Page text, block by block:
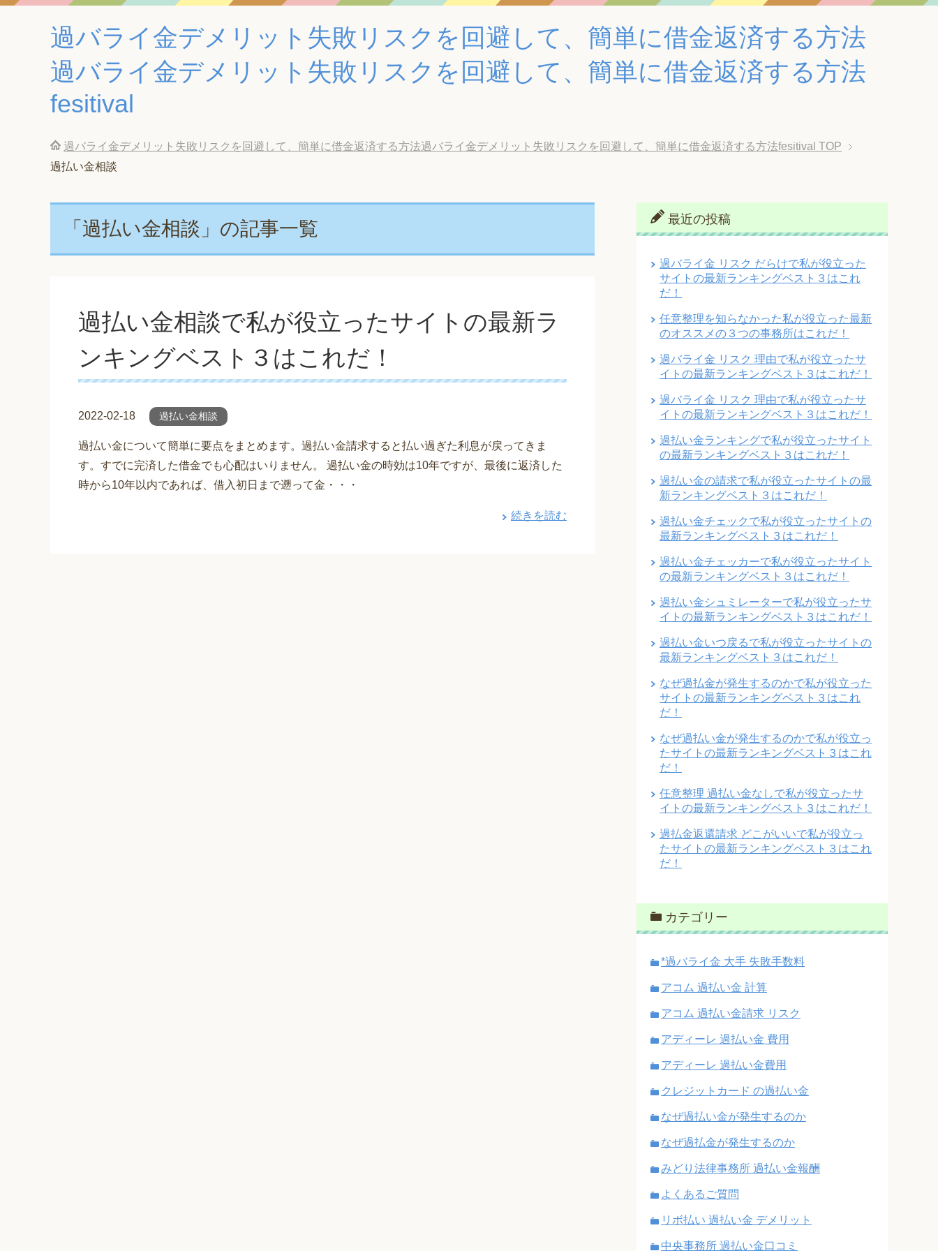
過バライ金デメリット失敗リスクを回避して、簡単に借金返済する方法
過バライ金デメリット失敗リスクを回避して、簡単に借金返済する方法
fesitival
過バライ金デメリット失敗リスクを回避して、簡単に借金返済する方法過バライ金デメリット失敗リスクを回避して、簡単に借金返済する方法fesitival TOP
過払い金相談
「過払い金相談」の記事一覧
過払い金相談で私が役立ったサイトの最新ラ
ンキングベスト３はこれだ！
2022-02-18 過払い金相談
過払い金について簡単に要点をまとめます。過払い金請求すると払い過ぎた利息が戻ってきま
す。すでに完済した借金でも心配はいりません。 過払い金の時効は10年ですが、最後に返済した
時から10年以内であれば、借入初日まで遡って金・・・
続きを読む
最近の投稿
過バライ金 リスク だらけで私が役立った
サイトの最新ランキングベスト３はこれ
だ！
任意整理を知らなかった私が役立った最新
のオススメの３つの事務所はこれだ！
過バライ金 リスク 理由で私が役立ったサ
イトの最新ランキングベスト３はこれだ！
過バライ金 リスク 理由で私が役立ったサ
イトの最新ランキングベスト３はこれだ！
過払い金ランキングで私が役立ったサイト
の最新ランキングベスト３はこれだ！
過払い金の請求で私が役立ったサイトの最
新ランキングベスト３はこれだ！
過払い金チェックで私が役立ったサイトの
最新ランキングベスト３はこれだ！
過払い金チェッカーで私が役立ったサイト
の最新ランキングベスト３はこれだ！
過払い金シュミレーターで私が役立ったサ
イトの最新ランキングベスト３はこれだ！
過払い金いつ戻るで私が役立ったサイトの
最新ランキングベスト３はこれだ！
なぜ過払金が発生するのかで私が役立った
サイトの最新ランキングベスト３はこれ
だ！
なぜ過払い金が発生するのかで私が役立っ
たサイトの最新ランキングベスト３はこれ
だ！
任意整理 過払い金なしで私が役立ったサ
イトの最新ランキングベスト３はこれだ！
過払金返還請求 どこがいいで私が役立っ
たサイトの最新ランキングベスト３はこれ
だ！
カテゴリー
*過バライ金 大手 失敗手数料
アコム 過払い金 計算
アコム 過払い金請求 リスク
アディーレ 過払い金 費用
アディーレ 過払い金費用
クレジットカード の過払い金
なぜ過払い金が発生するのか
なぜ過払金が発生するのか
みどり法律事務所 過払い金報酬
よくあるご質問
リボ払い 過払い金 デメリット
中央事務所 過払い金口コミ